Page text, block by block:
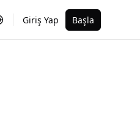
Giriş Yap Başla